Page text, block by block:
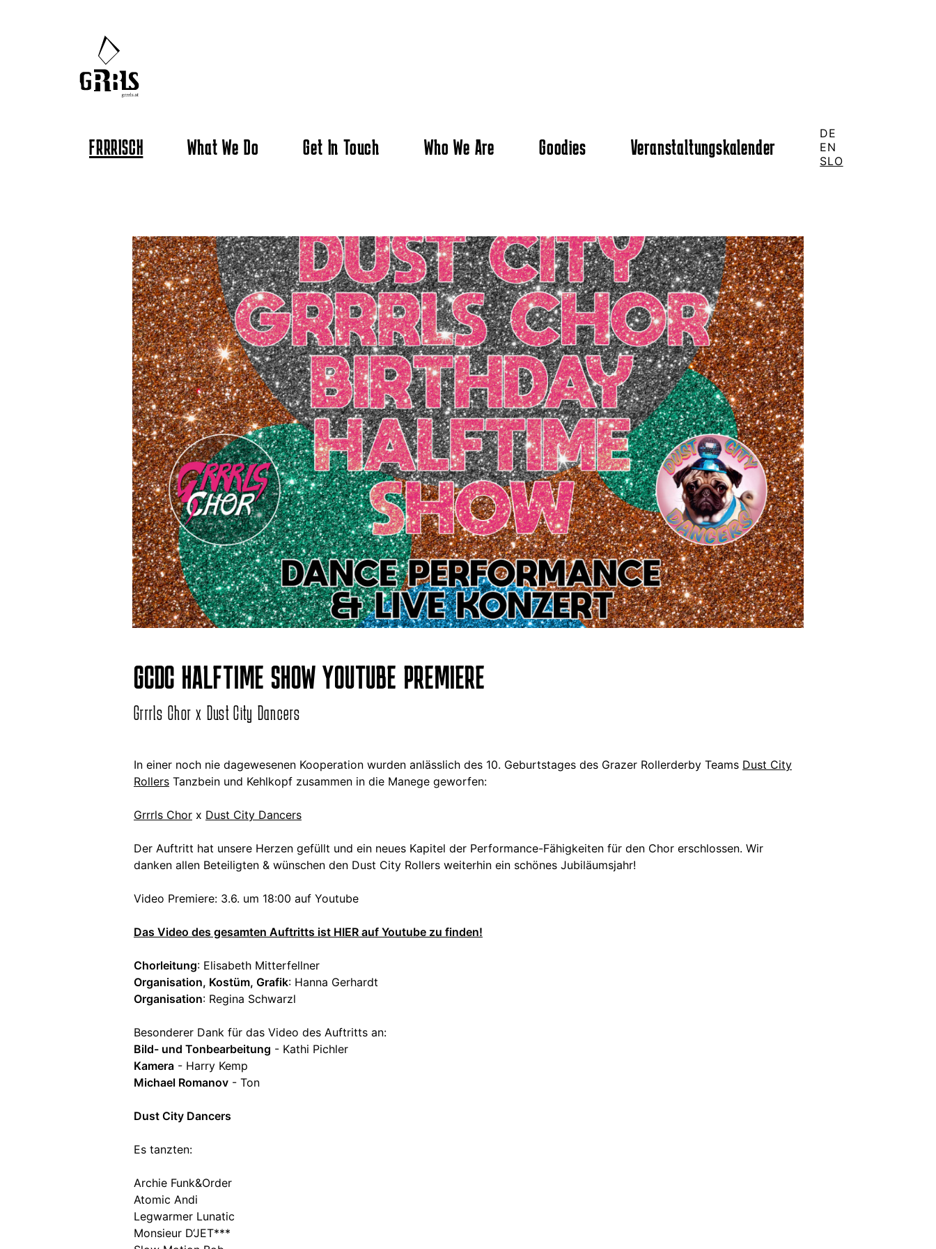
FRRRISCH What We Do Get In Touch Who We Are Goodies Veranstaltungskalender
DE
EN
SLO
GCDC HALFTIME SHOW YOUTUBE PREMIERE
Grrrls Chor x Dust City Dancers
In einer noch nie dagewesenen Kooperation wurden anlässlich des 10. Geburtstages des Grazer Rollerderby Teams Dust City
Rollers Tanzbein und Kehlkopf zusammen in die Manege geworfen:
Grrrls Chor x Dust City Dancers
Der Auftritt hat unsere Herzen gefüllt und ein neues Kapitel der Performance-Fähigkeiten für den Chor erschlossen. Wir
danken allen Beteiligten & wünschen den Dust City Rollers weiterhin ein schönes Jubiläumsjahr!
Video Premiere: 3.6. um 18:00 auf Youtube
Das Video des gesamten Auftritts ist HIER auf Youtube zu finden!
Chorleitung: Elisabeth Mitterfellner
Organisation, Kostüm, Grafik: Hanna Gerhardt
Organisation: Regina Schwarzl
Besonderer Dank für das Video des Auftritts an:
Bild- und Tonbearbeitung - Kathi Pichler
Kamera - Harry Kemp
Michael Romanov - Ton
Dust City Dancers
Es tanzten:
Archie Funk&Order
Atomic Andi
Legwarmer Lunatic
Monsieur D‘JET***